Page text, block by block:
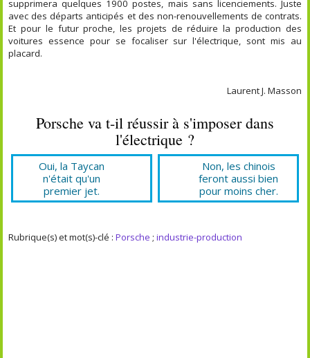
supprimera quelques 1900 postes, mais sans licenciements. Juste
avec des départs anticipés et des non-renouvellements de contrats.
Et pour le futur proche, les projets de réduire la production des
voitures essence pour se focaliser sur l'électrique, sont mis au
placard.
Laurent J. Masson
Porsche va t-il réussir à s'imposer dans
l'électrique ?
Oui, la Taycan
n'était qu'un
premier jet.
Non, les chinois
feront aussi bien
pour moins cher.
Rubrique(s) et mot(s)-clé :Porsche ;industrie-production